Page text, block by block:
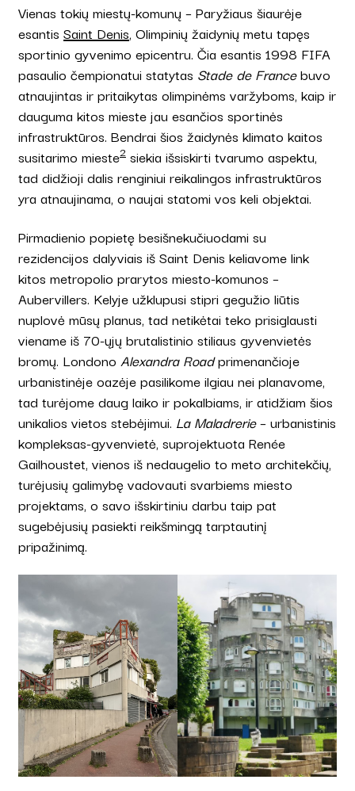
Vienas tokių miestų-komunų – Paryžiaus šiaurėje
esantis Saint Denis, Olimpinių žaidynių metu tapęs
sportinio gyvenimo epicentru. Čia esantis 1998 FIFA
pasaulio čempionatui statytas Stade de Francebuvo
atnaujintas ir pritaikytas olimpinėms varžyboms, kaip ir
dauguma kitos mieste jau esančios sportinės
infrastruktūros. Bendrai šios žaidynės klimato kaitos
susitarimo mieste2 siekia išsiskirti tvarumo aspektu,
tad didžioji dalis renginiui reikalingos infrastruktūros
yra atnaujinama, o naujai statomi vos keli objektai.
Pirmadienio popietę besišnekučiuodami su
rezidencijos dalyviais iš Saint Denis keliavome link
kitos metropolio prarytos miesto-komunos –
Aubervillers. Kelyje užklupusi stipri gegužio liūtis
nuplovė mūsų planus, tad netikėtai teko prisiglausti
viename iš 70-ųjų brutalistinio stiliaus gyvenvietės
bromų. Londono Alexandra Roadprimenančioje
urbanistinėje oazėje pasilikome ilgiau nei planavome,
tad turėjome daug laiko ir pokalbiams, ir atidžiam šios
unikalios vietos stebėjimui. La Maladrerie– urbanistinis
kompleksas-gyvenvietė, suprojektuota Renée
Gailhoustet, vienos iš nedaugelio to meto architekčių,
turėjusių galimybę vadovauti svarbiems miesto
projektams, o savo išskirtiniu darbu taip pat
sugebėjusių pasiekti reikšmingą tarptautinį
pripažinimą.